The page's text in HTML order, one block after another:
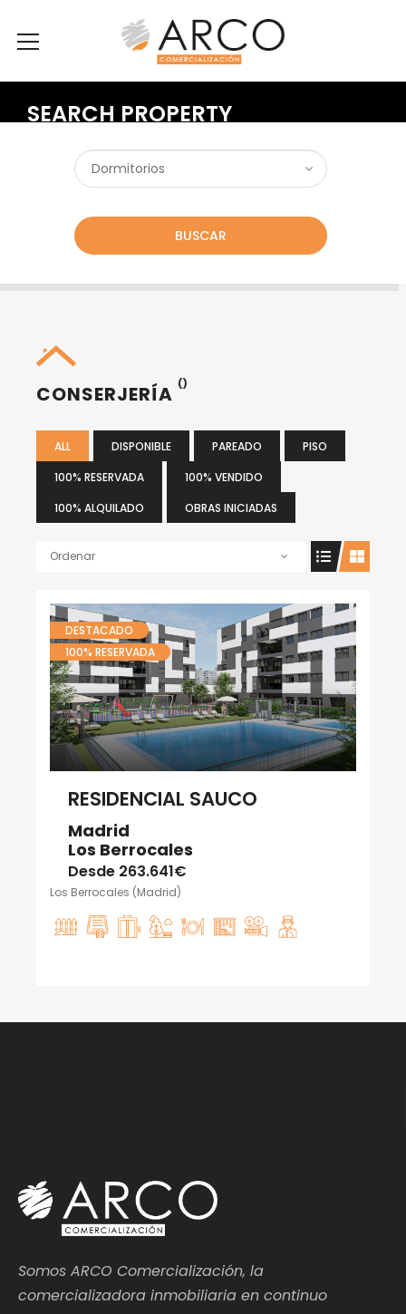
SEARCH PROPERTY
BUSCAR
CONSERJERÍA ()
ALL DISPONIBLE PAREADO
PISO
100% RESERVADA
100% VENDIDO
100% ALQUILADO
OBRAS INICIADAS
Ordenar
DESTACADO
100% RESERVADA
RESIDENCIAL SAUCO
Madrid
Los Berrocales
Desde 263.641€
Los Berrocales (Madrid)
Somos ARCO Comercialización, la
comercializadora inmobiliaria en continuo